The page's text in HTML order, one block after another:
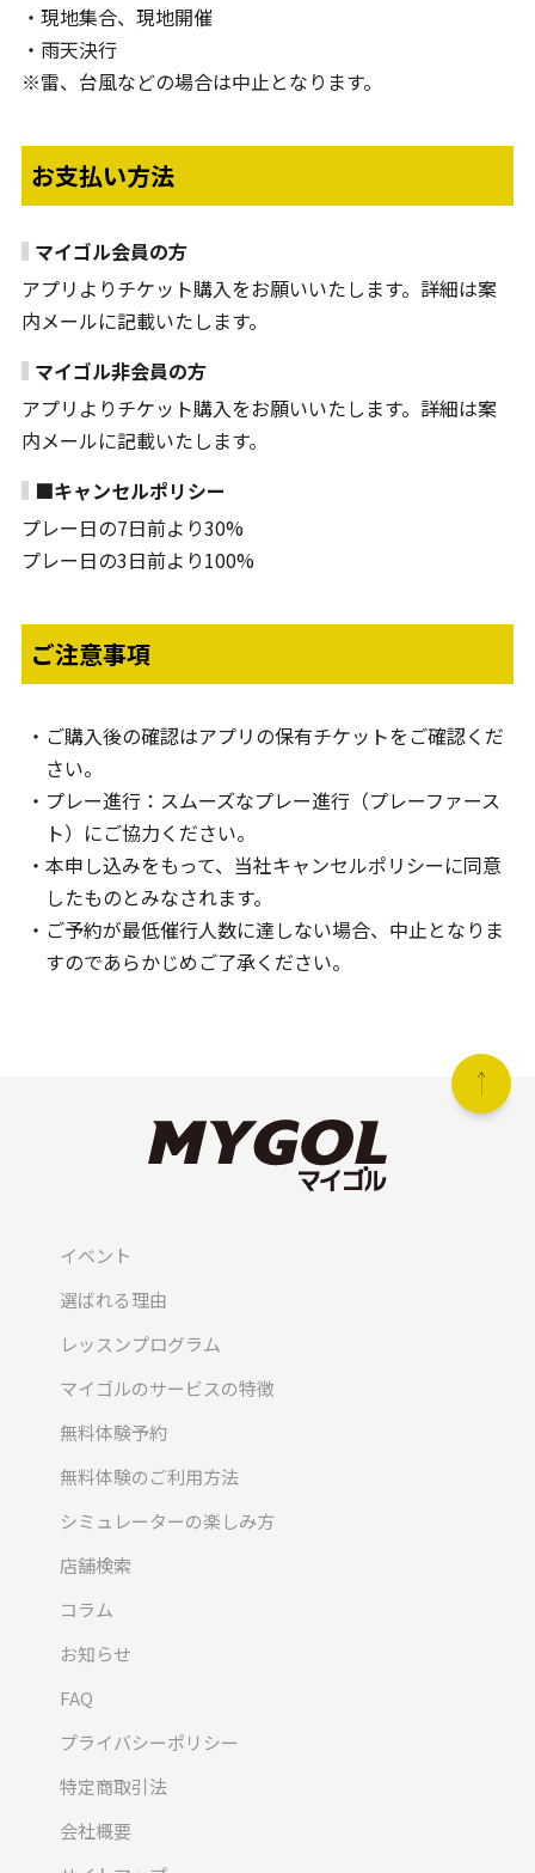
・現地集合、現地開催
・雨天決行
※雷、台風などの場合は中止となります。
お支払い方法
マイゴル会員の方
アプリよりチケット購入をお願いいたします。詳細は案
内メールに記載いたします。
マイゴル非会員の方
アプリよりチケット購入をお願いいたします。詳細は案
内メールに記載いたします。
■キャンセルポリシー
プレー日の7日前より30%
プレー日の3日前より100%
ご注意事項
ご購入後の確認はアプリの保有チケットをご確認くだ
さい。
プレー進行：スムーズなプレー進行（プレーファース
ト）にご協力ください。
本申し込みをもって、当社キャンセルポリシーに同意
したものとみなされます。
ご予約が最低催行人数に達しない場合、中止となりま
すのであらかじめご了承ください。
イベント
選ばれる理由
レッスンプログラム
マイゴルのサービスの特徴
無料体験予約
無料体験のご利用方法
シミュレーターの楽しみ方
店舗検索
コラム
お知らせ
FAQ
プライバシーポリシー
特定商取引法
会社概要